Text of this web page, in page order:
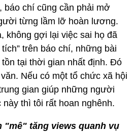
báo chí cũng cần phải mở
từng lầm lỡ hoàn lương.
không gợi lại việc sai họ đã
tích” trên báo chí, những bài
tại thời gian nhất định. Đó
Nếu có một tổ chức xã hội
gian giúp những người
thì tôi rất hoan nghênh.
"mê" tăng views quanh vụ